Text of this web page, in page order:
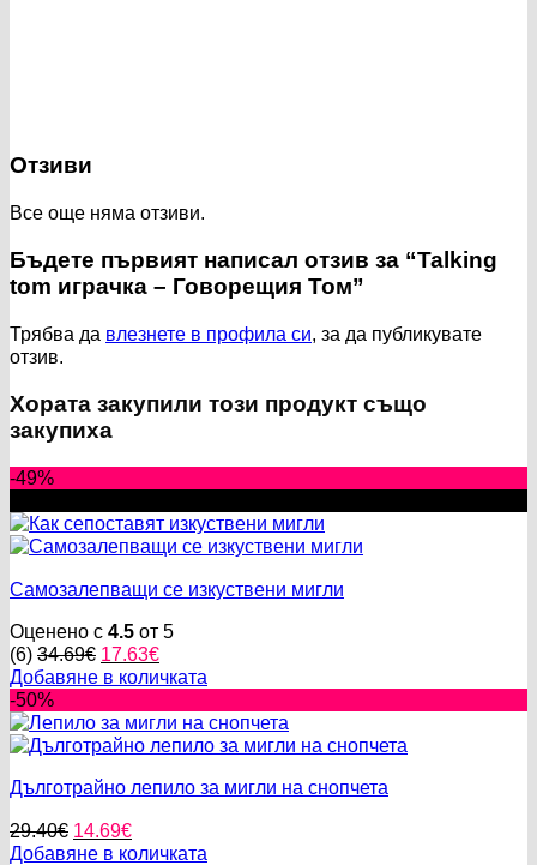
Отзиви
Все още няма отзиви.
Бъдете първият написал отзив за “Talking
tom играчка – Говорещия Том”
Трябва да влезнете в профила си, за да публикувате
отзив.
Хората закупили този продукт също
закупиха
-49%
Самозалепващи се изкуствени мигли
Оценено с 4.5 от 5
(6) 34.69€ Original
price
34.69€.
17.63€Текущата
цена
17.63€.
Добавяне в количката
-50%
Дълготрайно лепило за мигли на снопчета
29.40€ Original
price
14.69€Текущата
цена
Добавяне в количката